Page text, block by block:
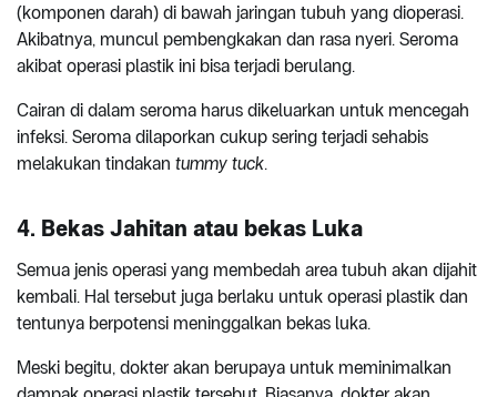
(komponen darah) di bawah jaringan tubuh yang dioperasi.
Akibatnya, muncul pembengkakan dan rasa nyeri. Seroma
akibat operasi plastik ini bisa terjadi berulang.
Cairan di dalam seroma harus dikeluarkan untuk mencegah
infeksi. Seroma dilaporkan cukup sering terjadi sehabis
melakukan tindakan tummy tuck.
4. Bekas Jahitan atau bekas Luka
Semua jenis operasi yang membedah area tubuh akan dijahit
kembali. Hal tersebut juga berlaku untuk operasi plastik dan
tentunya berpotensi meninggalkan bekas luka.
Meski begitu, dokter akan berupaya untuk meminimalkan